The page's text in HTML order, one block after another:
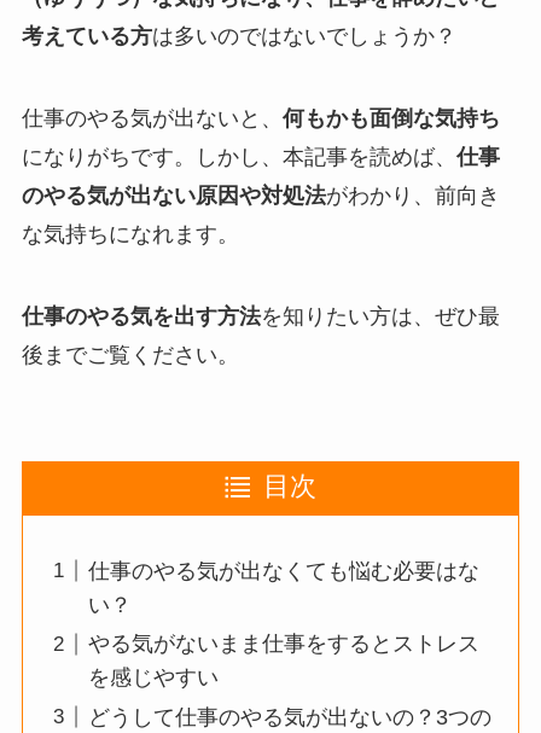
考えている方は多いのではないでしょうか？
仕事のやる気が出ないと、 何もかも面倒な気持ち
になりがちです。しかし、本記事を読めば、 仕事
のやる気が出ない原因や対処法がわかり、前向き
な気持ちになれます。
仕事のやる気を出す方法を知りたい方は、ぜひ最
後までご覧ください。
目次
仕事のやる気が出なくても悩む必要はな
い？
やる気がないまま仕事をするとストレス
を感じやすい
どうして仕事のやる気が出ないの？3つの